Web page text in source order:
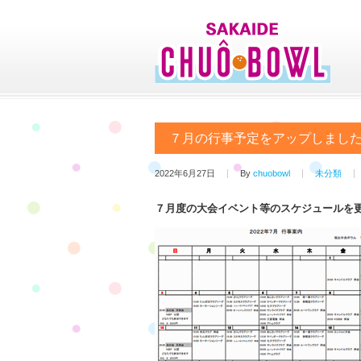
７月の行事予定をアップしまし
2022年6月27日 By chuobowl 未分類
７月度の大会イベント等のスケジュールを